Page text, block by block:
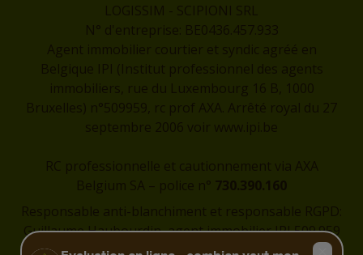
LOGISSIM - SCIPIONI SRL
N° d'entreprise: BE0436.457.933
Agent immobilier courtier et syndic agréé en
Belgique IPI (Institut professionnel des agents
immobiliers, rue du Luxembourg 16 B, 1000
Bruxelles) n°509959, rc prof AXA. Arrêté royal du 27
septembre 2006 voir www.ipi.be
RC professionnelle et cautionnement via AXA
Belgium SA – police n° 730.390.160
Responsable anti-blanchiment et responsable RGPD:
Guillaume Haubourdin, agent immobilier IPI 509.959
-guillaume@logissim.be